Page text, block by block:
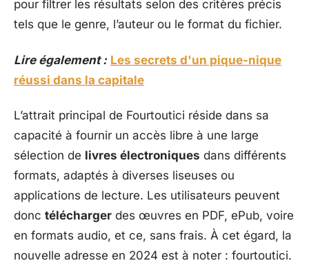
pour filtrer les résultats selon des critères précis
tels que le genre, l’auteur ou le format du fichier.
Lire également : Les secrets d'un pique-nique
réussi dans la capitale
L’attrait principal de Fourtoutici réside dans sa
capacité à fournir un accès libre à une large
sélection de livres électroniques dans différents
formats, adaptés à diverses liseuses ou
applications de lecture. Les utilisateurs peuvent
donc télécharger des œuvres en PDF, ePub, voire
en formats audio, et ce, sans frais. À cet égard, la
nouvelle adresse en 2024 est à noter : fourtoutici.